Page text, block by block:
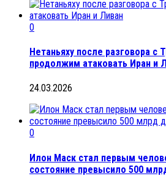
0
Нетаньяху после разговора с
продолжим атаковать Иран и
24.03.2026
0
Илон Маск стал первым
состояние превысило 500